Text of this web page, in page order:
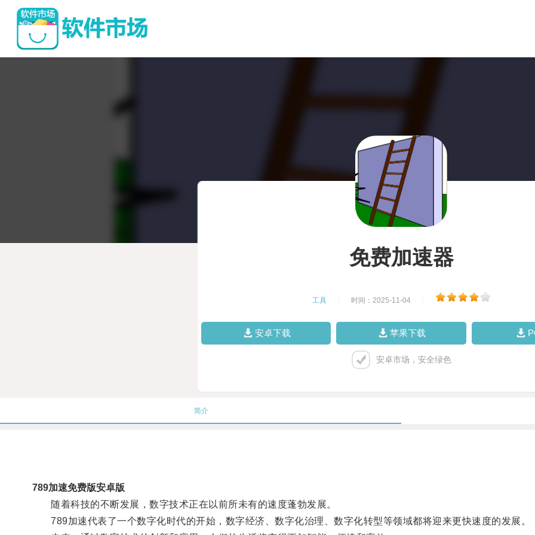
免费加速器
工具 时间：2025-11-04
安卓下载 苹果下载
安卓市场，安全绿色
简介
789加速免费版安卓版
随着科技的不断发展，数字技术正在以前所未有的速度蓬勃发展。
789加速代表了一个数字化时代的开始，数字经济、数字化治理、数字化转型等领域都将迎来更快速度的发展。